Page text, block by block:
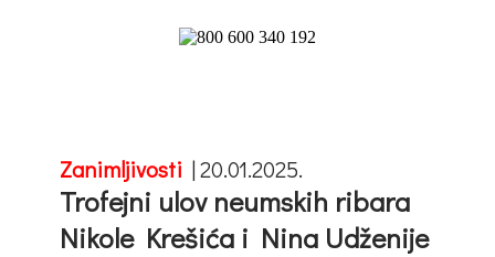
Zanimljivosti |20.01.2025.
Trofejni ulov neumskih ribara
Nikole Krešića i Nina Udženije